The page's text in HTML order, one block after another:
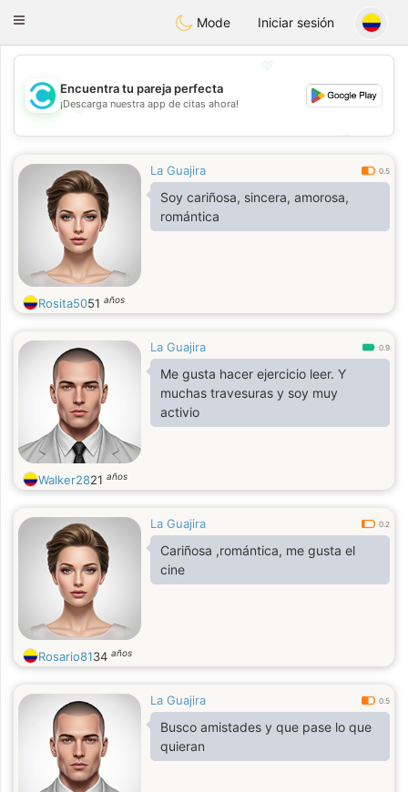
olombiaCitas
Toggle
Mode Iniciar sesión
💖
💕
Encuentra tu pareja perfecta
¡Descarga nuestra app de citas ahora!
La Guajira 0.5
Soy cariñosa, sincera, amorosa,
romántica
Rosita5051 años
La Guajira 0.9
Me gusta hacer ejercicio leer. Y
muchas travesuras y soy muy
activio
Walker2821 años
La Guajira 0.2
Cariñosa ,romántica, me gusta el
cine
Rosario8134 años
La Guajira 0.5
Busco amistades y que pase lo que
quieran